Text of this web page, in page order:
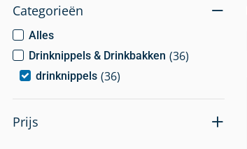
Categorieën
Alles
Drinknippels & Drinkbakken (36)
drinknippels (36)
Prijs